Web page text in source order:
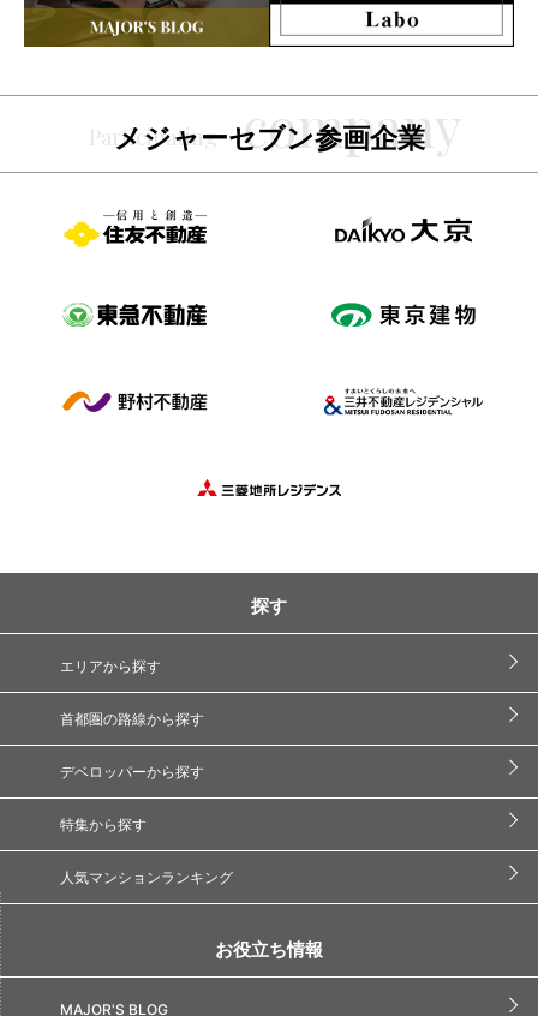
メジャーセブン参画企業
探す
エリアから探す
首都圏の路線から探す
デベロッパーから探す
特集から探す
人気マンションランキング
お役立ち情報
MAJOR'S BLOG